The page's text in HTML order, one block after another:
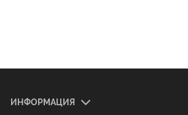
ИНФОРМАЦИЯ